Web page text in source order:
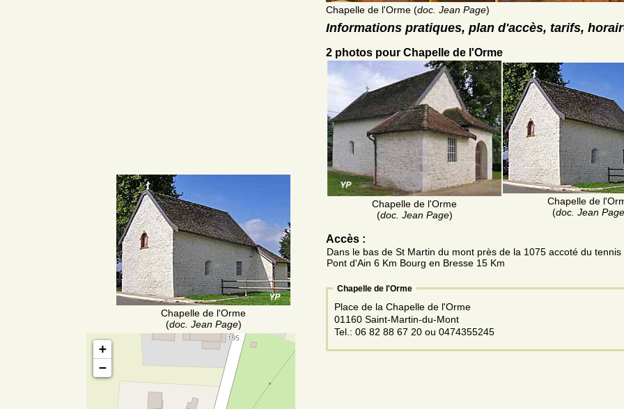
Chapelle de l'Orme
(doc. Jean Page)
+
−
Chapelle de l'Orme (doc. Jean Page)
Informations pratiques, plan d'accès, tarifs,
2 photos pour Chapelle de l'Orme
Chapelle de l'Orme
(doc. Jean Page)
Chapelle de
(doc. Jean Page
Accès :
Dans le bas de St Martin du mont près de la 1075 accoté du
Pont d'Ain 6 Km Bourg en Bresse 15 Km
Chapelle de l'Orme
Place de la Chapelle de l'Orme
01160 Saint-Martin-du-Mont
Tel.: 06 82 88 67 20 ou 0474355245